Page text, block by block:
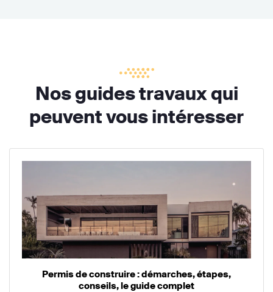
Nos guides travaux qui
peuvent vous intéresser
Permis de construire : démarches, étapes,
conseils, le guide complet